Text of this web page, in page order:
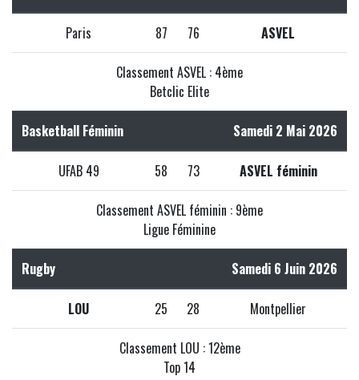
Paris 87 76 ASVEL
Classement ASVEL : 4ème
Betclic Elite
Basketball Féminin Samedi 2 Mai 2026
UFAB 49 58 73 ASVEL féminin
Classement ASVEL féminin : 9ème
Ligue Féminine
Rugby Samedi 6 Juin 2026
LOU 25 28 Montpellier
Classement LOU : 12ème
Top 14